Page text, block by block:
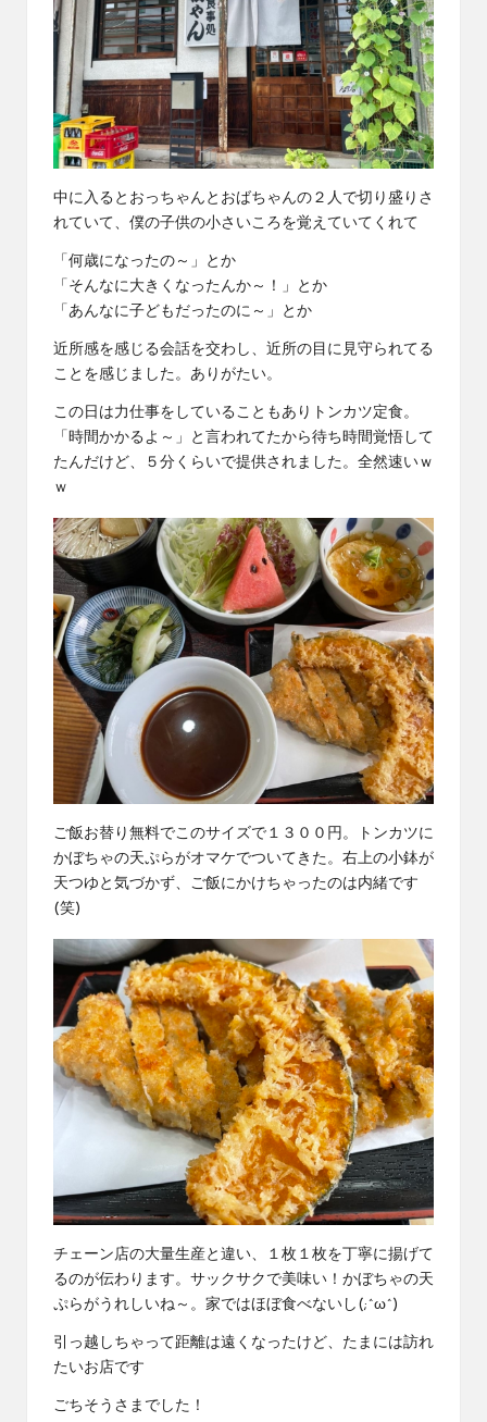
中に入るとおっちゃんとおばちゃんの２人で切り盛りさ
れていて、僕の子供の小さいころを覚えていてくれて
「何歳になったの～」とか
「そんなに大きくなったんか～！」とか
「あんなに子どもだったのに～」とか
近所感を感じる会話を交わし、近所の目に見守られてる
ことを感じました。ありがたい。
この日は力仕事をしていることもありトンカツ定食。
「時間かかるよ～」と言われてたから待ち時間覚悟して
たんだけど、５分くらいで提供されました。全然速いｗ
ｗ
ご飯お替り無料でこのサイズで１３００円。トンカツに
かぼちゃの天ぷらがオマケでついてきた。右上の小鉢が
天つゆと気づかず、ご飯にかけちゃったのは内緒です
(笑)
チェーン店の大量生産と違い、１枚１枚を丁寧に揚げて
るのが伝わります。サックサクで美味い！かぼちゃの天
ぷらがうれしいね～。家ではほぼ食べないし(;^ω^)
引っ越しちゃって距離は遠くなったけど、たまには訪れ
たいお店です
ごちそうさまでした！